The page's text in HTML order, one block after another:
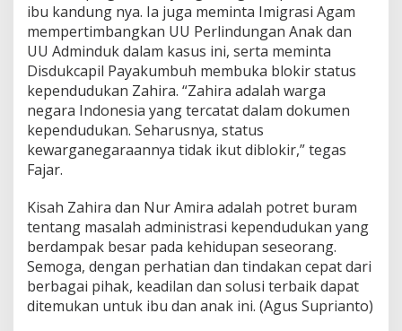
ibu kandung nya. Ia juga meminta Imigrasi Agam
mempertimbangkan UU Perlindungan Anak dan
UU Adminduk dalam kasus ini, serta meminta
Disdukcapil Payakumbuh membuka blokir status
kependudukan Zahira. “Zahira adalah warga
negara Indonesia yang tercatat dalam dokumen
kependudukan. Seharusnya, status
kewarganegaraannya tidak ikut diblokir,” tegas
Fajar.
Kisah Zahira dan Nur Amira adalah potret buram
tentang masalah administrasi kependudukan yang
berdampak besar pada kehidupan seseorang.
Semoga, dengan perhatian dan tindakan cepat dari
berbagai pihak, keadilan dan solusi terbaik dapat
ditemukan untuk ibu dan anak ini. (Agus Suprianto)